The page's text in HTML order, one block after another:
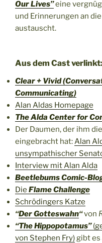
Our Lives”eine
und Erinnerungen an
austauscht.
Aus dem Cast verlinkt:
Clear + Vivid
Communicating)
Alan Aldas Homepage
The Alda Center for
Der Daumen, der ihm
eingebracht hat:Alan
unsympathischer
Interview mit Alan Alda
Beetlebums Comic-
Die Flame Challenge
Schrödingers Katze
“Der Gotteswahn“von
“The Hippopotamus”
von Stephen Fry)gibt es